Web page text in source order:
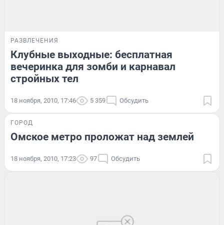
РАЗВЛЕЧЕНИЯ
Клубные выходные: бесплатная
вечеринка для зомби и карнавал
стройных тел
18 ноября, 2010, 17:46 5 359 Обсудить
ГОРОД
Омское метро проложат над землей
18 ноября, 2010, 17:23 97 Обсудить